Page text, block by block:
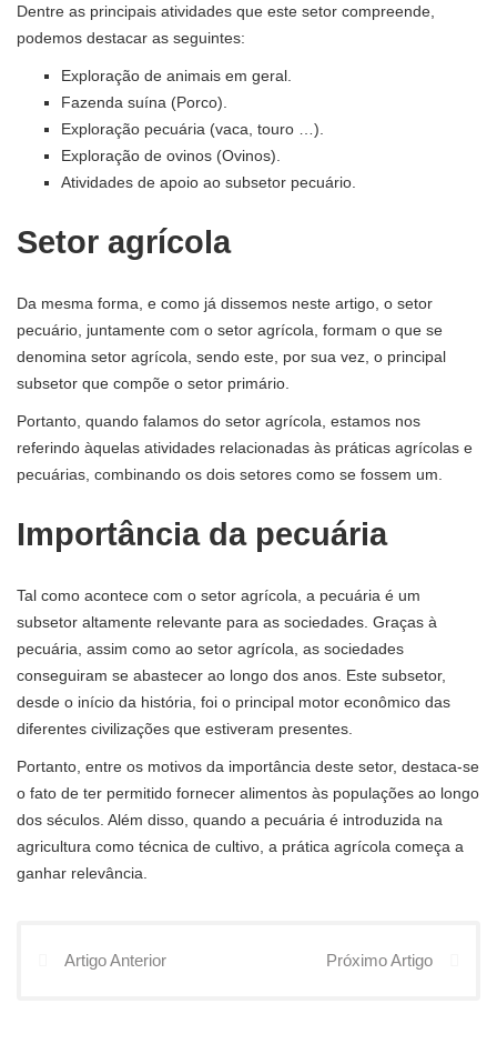
Dentre as principais atividades que este setor compreende,
podemos destacar as seguintes:
Exploração de animais em geral.
Fazenda suína (Porco).
Exploração pecuária (vaca, touro …).
Exploração de ovinos (Ovinos).
Atividades de apoio ao subsetor pecuário.
Setor agrícola
Da mesma forma, e como já dissemos neste artigo, o setor
pecuário, juntamente com o setor agrícola, formam o que se
denomina setor agrícola, sendo este, por sua vez, o principal
subsetor que compõe o setor primário.
Portanto, quando falamos do setor agrícola, estamos nos
referindo àquelas atividades relacionadas às práticas agrícolas e
pecuárias, combinando os dois setores como se fossem um.
Importância da pecuária
Tal como acontece com o setor agrícola, a pecuária é um
subsetor altamente relevante para as sociedades. Graças à
pecuária, assim como ao setor agrícola, as sociedades
conseguiram se abastecer ao longo dos anos. Este subsetor,
desde o início da história, foi o principal motor econômico das
diferentes civilizações que estiveram presentes.
Portanto, entre os motivos da importância deste setor, destaca-se
o fato de ter permitido fornecer alimentos às populações ao longo
dos séculos. Além disso, quando a pecuária é introduzida na
agricultura como técnica de cultivo, a prática agrícola começa a
ganhar relevância.
Artigo Anterior Próximo Artigo